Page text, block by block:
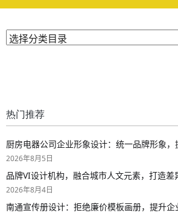
分类目录
热门推荐
厨房电器公司企业形象设计：统一品牌形象，
2026年8月5日
品牌VI设计机构，融合城市人文元素，打造差
2026年8月4日
南通宣传册设计：拒绝廉价模板画册，提升企